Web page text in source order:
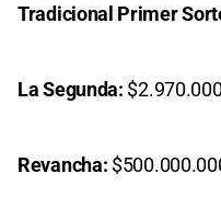
Tradicional Primer
La Segunda:
Revancha: